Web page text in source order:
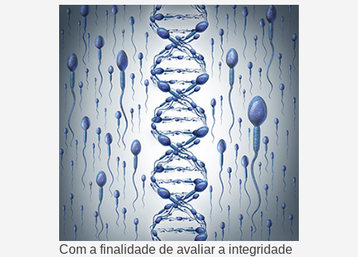
Com a finalidade de avaliar a integridade